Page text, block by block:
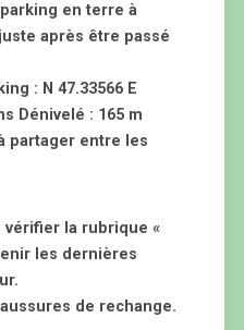
en terre à
après être passé
: N 47.33566 E
Dénivelé : 165 m
partager entre les
vérifier la rubrique «
les dernières
de rechange.